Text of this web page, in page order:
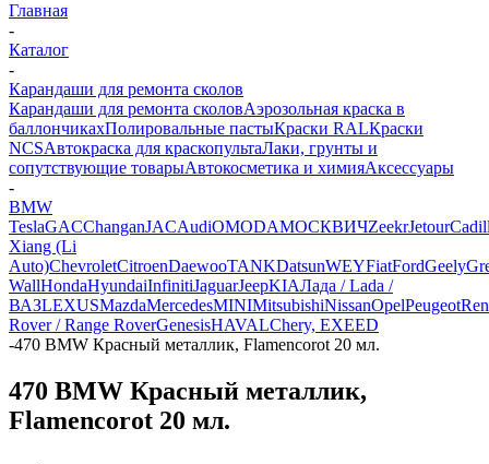
Главная
-
Каталог
-
Карандаши для ремонта сколов
Карандаши для ремонта сколовАэрозольная краска в
баллончикахПолировальные пастыКраски RALКраски
NCSАвтокраска для краскопультаЛаки, грунты и
сопутствующие товарыАвтокосметика и химияАксессуары
-
BMW
TeslaGACChanganJACAudiOMODAМОСКВИЧZeekrJetour
Xiang (Li
Auto)ChevroletCitroenDaewooTANKDatsunWEYFiatFordGeely
WallHondaHyundaiInfinitiJaguarJeepKIAЛада / Lada /
ВАЗLEXUSMazdaMercedesMINIMitsubishiNissanOpelPeugeot
Rover / Range RoverGenesisHAVALChery, EXEED
-470 BMW Красный металлик, Flamencorot 20 мл.
470 BMW Красный металлик,
Flamencorot 20 мл.